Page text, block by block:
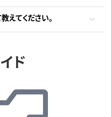
えてください。
ド